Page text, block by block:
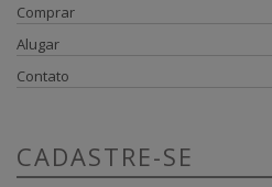
Comprar
Alugar
Contato
CADASTRE-SE